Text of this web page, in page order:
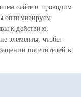
сайте и проводим
оптимизируем
к действию,
элементы, чтобы
посетителей в